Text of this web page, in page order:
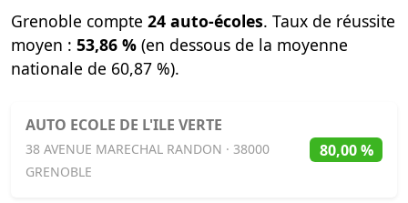
Grenoble compte 24 auto-écoles. Taux de réussite
moyen : 53,86 % (en dessous de la moyenne
nationale de 60,87 %).
AUTO ECOLE DE L'ILE VERTE
38 AVENUE MARECHAL RANDON · 38000
GRENOBLE
80,00 %